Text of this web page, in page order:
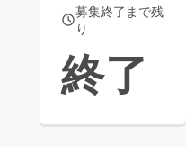
募集終了まで残
り
終了